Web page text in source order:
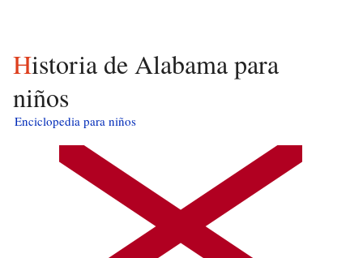
Historia de Alabama para
niños
Enciclopedia para niños